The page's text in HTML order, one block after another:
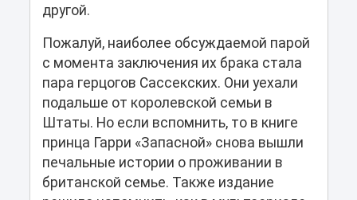
другой.
Пожалуй, наиболее обсуждаемой парой
с момента заключения их брака стала
пара герцогов Сассекских. Они уехали
подальше от королевской семьи в
Штаты. Но если вспомнить, то в книге
принца Гарри «Запасной» снова вышли
печальные истории о проживании в
британской семье. Также издание